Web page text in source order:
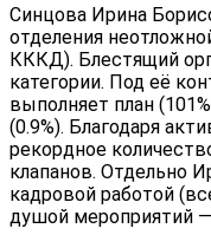
Синцова Ирина
отделения
КККД). Блестящий
категории. Под её
выполняет план
(0.9%). Благодаря
рекордное
клапанов. Отдельно
кадровой работой
душой мероприятий